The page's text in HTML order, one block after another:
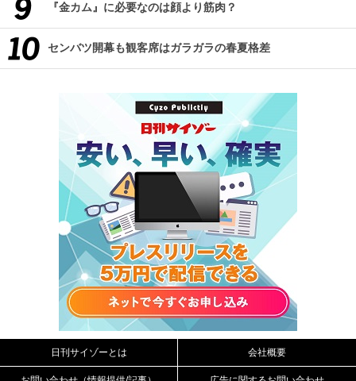
『金カム』に必要なのは顔より筋肉？
センバツ開幕も観客席はガラガラの春夏格差
日刊サイゾーとは 会社概要